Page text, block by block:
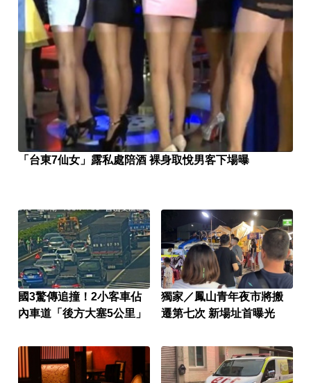
「台東7仙女」露私處陪酒 裸身取悅男客下場曝
國3驚傳追撞！2小客車佔
內車道「後方大塞5公里」
獨家／鳳山青年夜市將搬
遷第七次 新場址首曝光